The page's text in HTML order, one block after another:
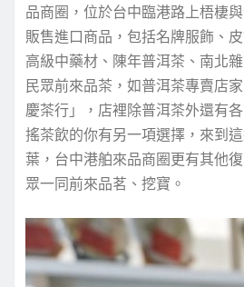
品商圈，位於台中臨港路上梧棲
販售進口商品，包括名牌服飾、
高級中藥材、陳年普洱茶、南北
民眾前來品茶，如普洱茶專賣店
慶茶行」，店裡除普洱茶外還有
搖茶飲的你有另一項選擇，來到
葉，台中港舶來品商圈更有其他
眾一同前來品茗、挖寶。